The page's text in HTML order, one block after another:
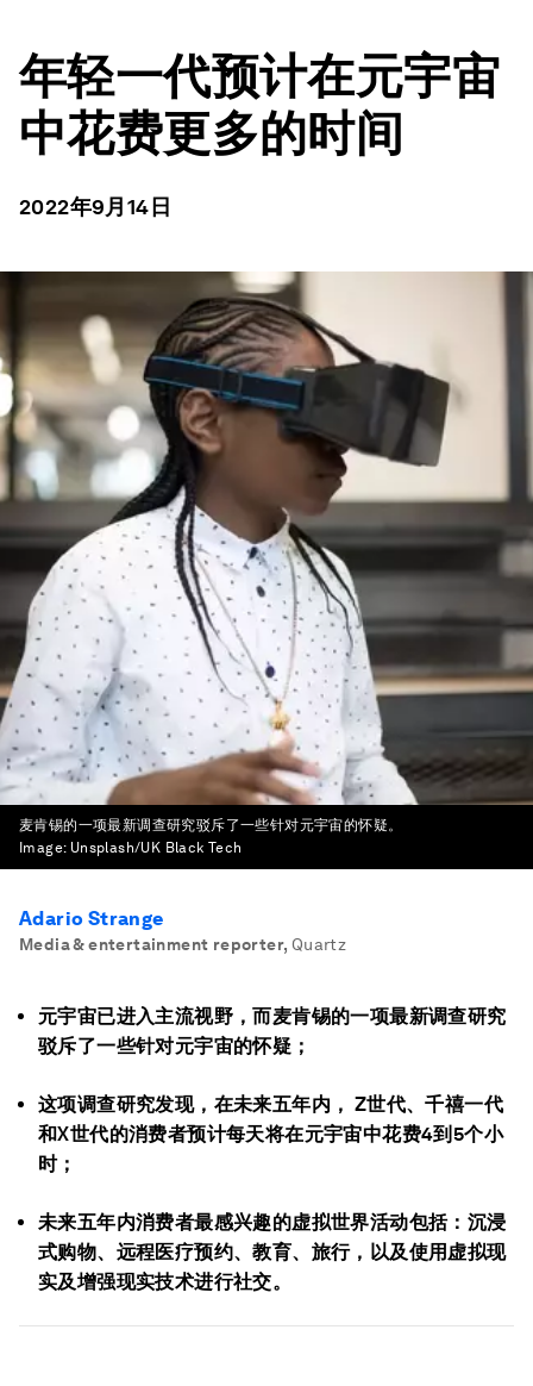
年轻一代预计在元宇宙
中花费更多的时间
2022年9月14日
麦肯锡的一项最新调查研究驳斥了一些针对元宇宙的怀疑。
Image: Unsplash/UK Black Tech
Adario Strange
Media & entertainment reporter, Quartz
元宇宙已进入主流视野，而麦肯锡的一项最新调查研究
驳斥了一些针对元宇宙的怀疑；
这项调查研究发现，在未来五年内， Z世代、千禧一代
和X世代的消费者预计每天将在元宇宙中花费4到5个小
时；
未来五年内消费者最感兴趣的虚拟世界活动包括：沉浸
式购物、远程医疗预约、教育、旅行，以及使用虚拟现
实及增强现实技术进行社交。